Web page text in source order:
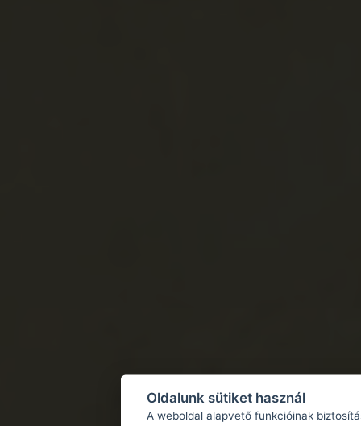
Oldalunk sütiket használ
A weboldal alapvető funkcióinak